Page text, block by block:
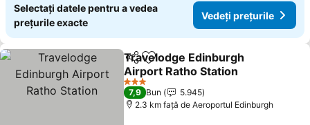
Selectați datele pentru a vedea
prețurile exacte
Vedeți prețurile
DistribuițiAdăugaţi la favorite
Travelodge Edinburgh
Airport Ratho Station
3 Stele
7,9 Bun
5.945
2.3 km faţă de Aeroportul Edinburgh